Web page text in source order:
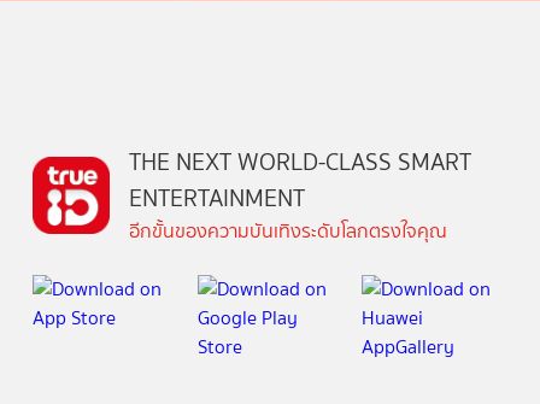
THE NEXT WORLD-CLASS SMART
ENTERTAINMENT
อีกขั้นของความบันเทิงระดับโลกตรงใจคุณ